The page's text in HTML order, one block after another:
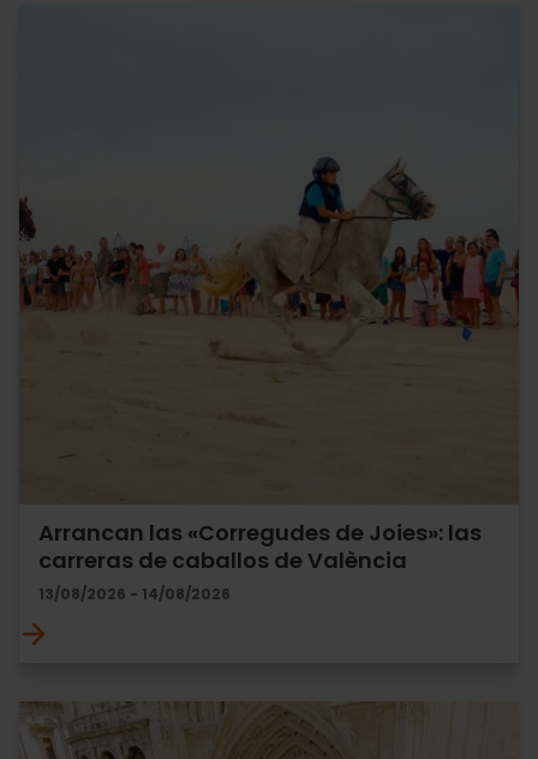
Arrancan las «Corregudes de Joies»: las
carreras de caballos de València
13/08/2026 - 14/08/2026